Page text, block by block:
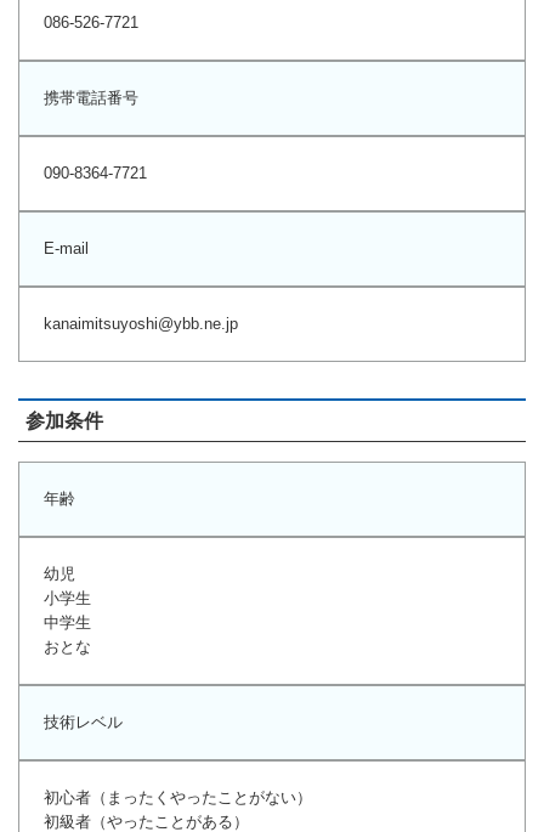
086-526-7721
携帯電話番号
090-8364-7721
E-mail
kanaimitsuyoshi@ybb.ne.jp
参加条件
年齢
幼児
小学生
中学生
おとな
技術レベル
初心者（まったくやったことがない）
初級者（やったことがある）